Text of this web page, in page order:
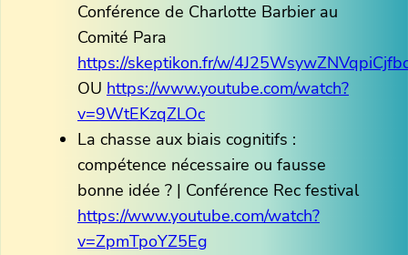
Conférence de Charlotte Barbier au
Comité Para
https://skeptikon.fr/w/
OU https://www.youtube.com/watch?
v=9WtEKzqZLOc
La chasse aux biais cognitifs :
compétence nécessaire ou fausse
bonne idée ? | Conférence Rec festival
https://www.youtube.com/watch?
v=ZpmTpoYZ5Eg